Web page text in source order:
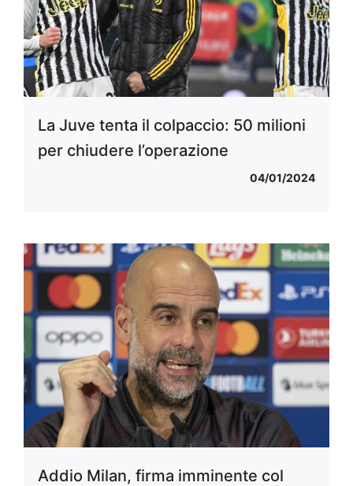
La Juve tenta il colpaccio: 50 milioni
per chiudere l’operazione
04/01/2024
Addio Milan, firma imminente col